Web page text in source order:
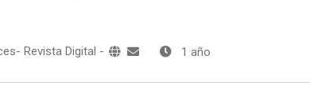
Revista Digital - 1 año